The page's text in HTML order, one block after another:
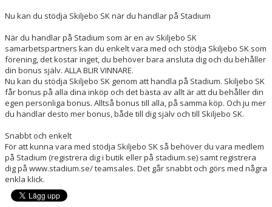
Nu kan du stödja Skiljebo SK när du handlar på Stadium
När du handlar på Stadium som är en av Skiljebo SK
samarbetspartners kan du enkelt vara med och stödja Skiljebo SK som
förening, det kostar inget, du behöver bara ansluta dig och du behåller
din bonus själv. ALLA BLIR VINNARE.
Nu kan du stödja Skiljebo SK genom att handla på Stadium. Skiljebo SK
får bonus på alla dina inköp och det bästa av allt är att du behåller din
egen personliga bonus. Alltså bonus till alla, på samma köp. Och ju mer
du handlar desto mer bonus, både till dig själv och till Skiljebo SK.
Snabbt och enkelt
För att kunna vara med stödja Skiljebo SK så behöver du vara medlem
på Stadium (registrera dig i butik eller på stadium.se) samt registrera
dig på www.stadium.se/ teamsales. Det går snabbt och görs med några
enkla klick.